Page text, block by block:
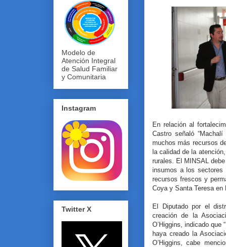
En relación al
Castro señaló
muchos más recursos
la calidad de la
rurales. El MINSAL
insumos a los sectores
recursos frescos y
Coya y Santa Teresa en
El Diputado por el
creación de la
O’Higgins, indicado que
haya creado la
O’Higgins, cabe
Modelo de
Atención Integral
de Salud Familiar
y Comunitaria
Instagram
Twitter X